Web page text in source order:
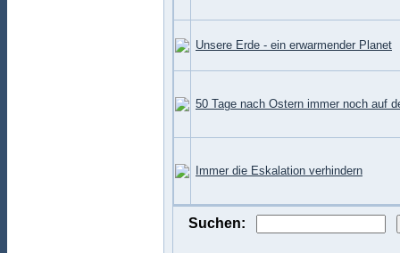
Unsere Erde - ein erwarmender Planet
50 Tage nach Ostern immer noch auf
Immer die Eskalation verhindern
Suchen: